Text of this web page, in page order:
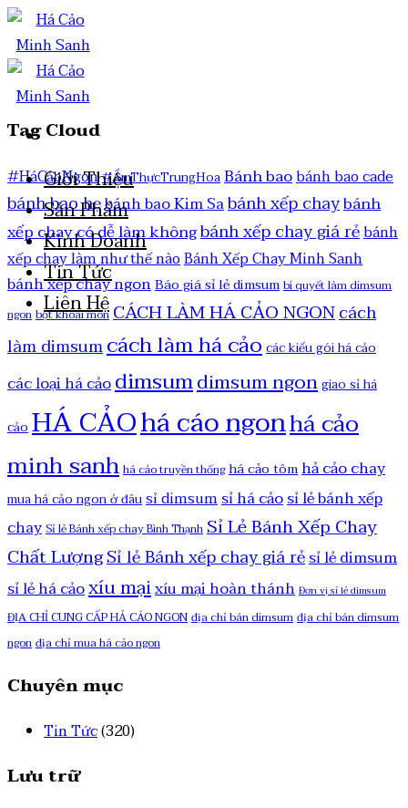
Giới Thiệu
Sản Phẩm
Kinh Doanh
Tin Tức
Liên Hệ
Tag Cloud
#HáCảoNgon#ẨmThựcTrungHoaBánh baobánh bao cade
bánh bao hẹbánh bao Kim Sabánh xếp chaybánh
xếp chay có dễ làm khôngbánh xếp chay giá rẻbánh
xếp chay làm như thế nàoBánh Xếp Chay Minh Sanh
bánh xếp chay ngonBáo giá sỉ lẻ dimsumbí quyết làm dimsum
ngonbột khoai mônCÁCH LÀM HÁ CẢO NGONcách
làm dimsumcách làm há cảocác kiểu gói há cảo
các loại há cảodimsumdimsum ngongiao sỉ há
cảoHÁ CẢOhá cáo ngonhá cảo
minh sanhhá cảo truyền thốnghá cảo tômhả cảo chay
mua há cảo ngon ở đâusỉ dimsumsỉ há cảosỉ lẻ bánh xếp
chaySỉ lẻ Bánh xếp chay Bình ThạnhSỉ Lẻ Bánh Xếp Chay
Chất LượngSỉ lẻ Bánh xếp chay giá rẻsỉ lẻ dimsum
sỉ lẻ há cảoxíu mạixíu mại hoàn thánh Đơn vị sỉ lẻ dimsum
ĐỊA CHỈ CUNG CẤP HẢ CÁO NGONđịa chỉ bán dimsumđịa chỉ bán dimsum
ngonđịa chỉ mua há cảo ngon
Chuyên mục
Tin Tức(320)
Lưu trữ